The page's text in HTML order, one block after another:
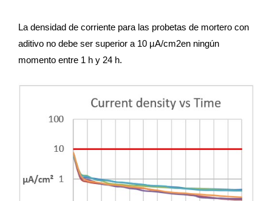
La densidad de corriente para las probetas de mortero con
aditivo no debe ser superior a 10 µA/cm2en ningún
momento entre 1 h y 24 h.